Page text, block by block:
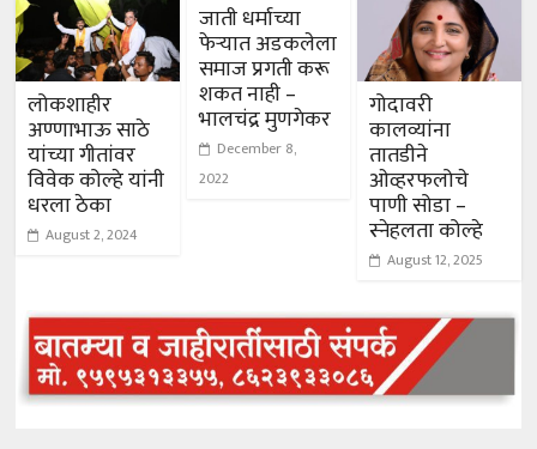
लोकशाहीर
अण्णाभाऊ साठे
यांच्या गीतांवर
विवेक कोल्हे यांनी
धरला ठेका
August 2, 2024
जाती धर्माच्या
फेऱ्यात अडकलेला
समाज प्रगती करू
शकत नाही –
भालचंद्र मुणगेकर
December 8,
2022
गोदावरी
कालव्यांना
तातडीने
ओव्हरफलोचे
पाणी सोडा –
स्नेहलता कोल्हे
August 12, 2025